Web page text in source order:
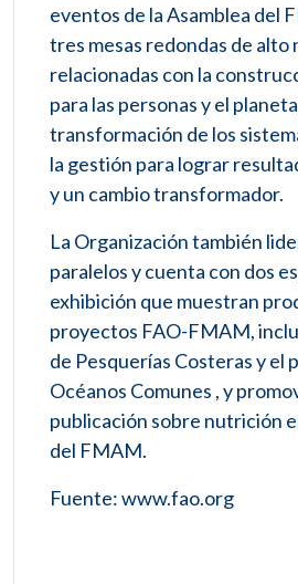
eventos de la Asamblea del
tres mesas redondas de alto
relacionadas con la
para las personas y el
transformación de los
la gestión para lograr
y un cambio transformador.
La Organización también
paralelos y cuenta con dos
exhibición que muestran
proyectos FAO-FMAM,
de Pesquerías Costeras y el
Océanos Comunes , y
publicación sobre nutrición
del FMAM.
Fuente: www.fao.org